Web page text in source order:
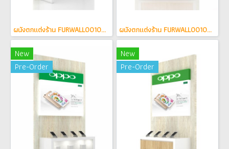
ผนังตกแต่งร้าน FURWALL0010005 ผนังตกแต่งร้าน FURWALL0010004
New
Pre-Order
New
Pre-Order